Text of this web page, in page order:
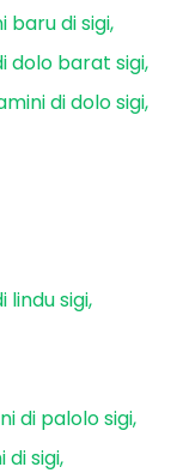
baru di sigi
dolo barat sigi
di dolo sigi
lindu sigi
di palolo sigi
di sigi